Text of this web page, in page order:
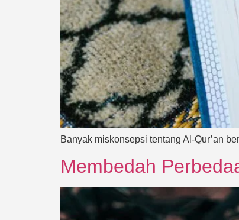
Banyak miskonsepsi tentang Al-Qur’an
Membedah